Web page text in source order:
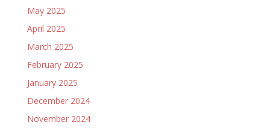
May 2025
April 2025
March 2025
February 2025
January 2025
December 2024
November 2024